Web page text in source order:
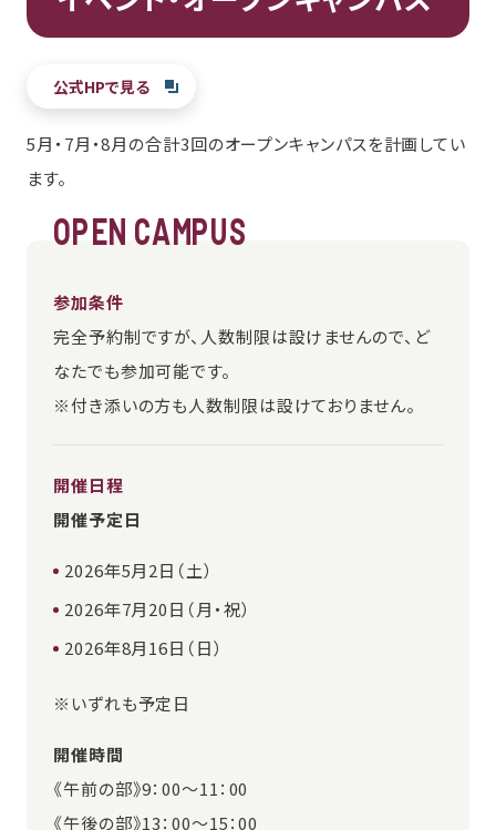
公式HPで見る
5月・7月・8月の合計3回のオープンキャンパスを計画してい
ます。
OPEN CAMPUS
参加条件
完全予約制ですが、人数制限は設けませんので、ど
なたでも参加可能です。
※付き添いの方も人数制限は設けておりません。
開催日程
開催予定日
2026年5月2日（土）
2026年7月20日（月・祝）
2026年8月16日（日）
※いずれも予定日
開催時間
《午前の部》9：00～11：00
《午後の部》13：00～15：00